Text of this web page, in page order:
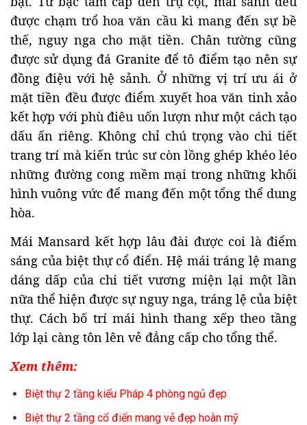
được chạm trổ hoa văn cầu kì mang đến sự bề
thế, nguy nga cho mặt tiền. Chân tường cũng
được sử dụng đá Granite để tô điểm tạo nên sự
đồng điệu với hệ sảnh. Ở những vị trí ưu ái ở
mặt tiền đều được điểm xuyết hoa văn tinh xảo
kết hợp với phù điêu uốn lượn như một cách tạo
dấu ấn riêng. Không chỉ chú trọng vào chi tiết
trang trí mà kiến trúc sư còn lồng ghép khéo léo
những đường cong mềm mại trong những khối
hình vuông vức để mang đến một tổng thể dung
hòa.
Mái Mansard kết hợp lâu đài được coi là điểm
sáng của biệt thự cổ điển. Hệ mái tráng lệ mang
dáng dấp của chi tiết vương miện lại một lần
nữa thể hiện được sự nguy nga, tráng lệ của biệt
thự. Cách bố trí mái hình thang xếp theo tầng
lớp lại càng tôn lên vẻ đẳng cấp cho tổng thể.
Xem thêm:
Biệt thự 2 tầng kiểu Pháp 4 phòng ngủ đẹp
Biệt thự 2 tầng cổ điển mang vẻ đẹp hoàn mỹ